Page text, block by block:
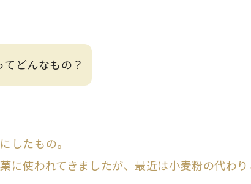
てどんなもの？
したもの。
に使われてきましたが、最近は小麦粉の代わ